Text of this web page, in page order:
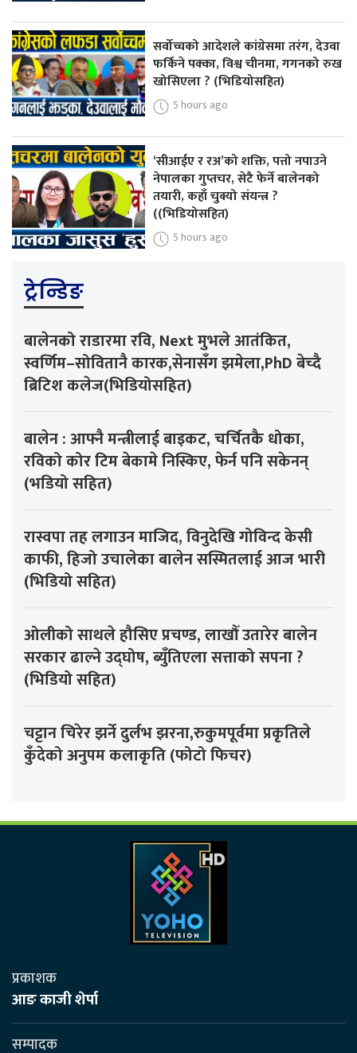
सर्वोच्चको आदेशले कांग्रेसमा तरंग, देउवा
फर्किने पक्का, विश्व चीनमा, गगनको रुख
खोसिएला ? (भिडियोसहित)
5 hours ago
‘सीआईए र रअ’को शक्ति, पत्तो नपाउने
नेपालका गुप्तचर, सेटै फेर्ने बालेनको
तयारी, कहाँ चुक्यो संयन्त्र ?
((भिडियोसहित)
5 hours ago
ट्रेन्डिङ
बालेनको राडारमा रवि, Next मुभले आतंकित,
स्वर्णिम–सोवितानै कारक,सेनासँग झमेला,PhD बेच्दै
ब्रिटिश कलेज(भिडियोसहित)
बालेन : आफ्नै मन्त्रीलाई बाइकट, चर्चितकै धोका,
रविको कोर टिम बेकामे निस्किए, फेर्न पनि सकेनन्
(भडियो सहित)
रास्वपा तह लगाउन माजिद, विनुदेखि गोविन्द केसी
काफी, हिजो उचालेका बालेन सस्मितलाई आज भारी
(भिडियो सहित)
ओलीको साथले हौसिए प्रचण्ड, लाखौँ उतारेर बालेन
सरकार ढाल्ने उद्घोष, ब्युँतिएला सत्ताको सपना ?
(भिडियो सहित)
चट्टान चिरेर झर्ने दुर्लभ झरना,रुकुमपूर्वमा प्रकृतिले
कुँदेको अनुपम कलाकृति (फोटो फिचर)
प्रकाशक
आङ काजी शेर्पा
सम्पादक